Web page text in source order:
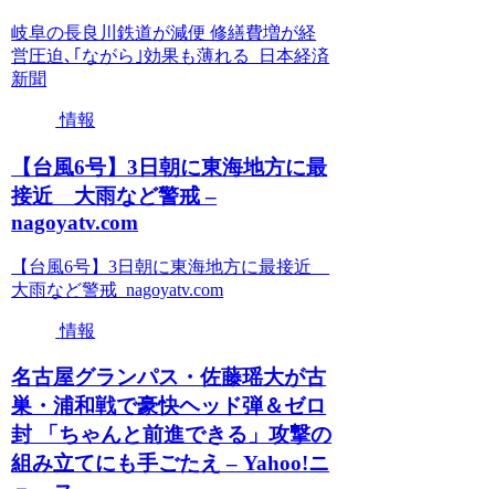
岐阜の長良川鉄道が減便 修繕費増が経
営圧迫､｢ながら｣効果も薄れる 日本経済
新聞
情報
【台風6号】3日朝に東海地方に最
接近 大雨など警戒 –
nagoyatv.com
【台風6号】3日朝に東海地方に最接近
大雨など警戒 nagoyatv.com
情報
名古屋グランパス・佐藤瑶大が古
巣・浦和戦で豪快ヘッド弾＆ゼロ
封 「ちゃんと前進できる」攻撃の
組み立てにも手ごたえ – Yahoo!ニ